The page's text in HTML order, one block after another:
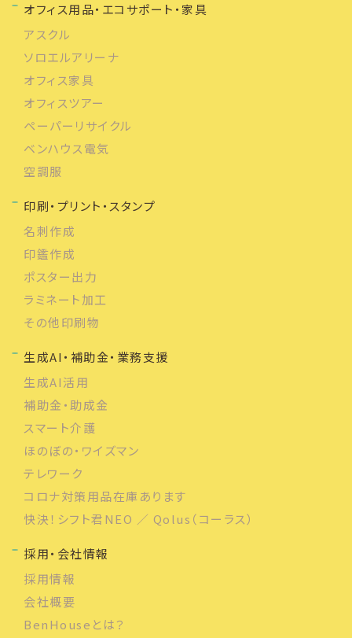
オフィス用品・エコサポート・家具
アスクル
ソロエルアリーナ
オフィス家具
オフィスツアー
ペーパーリサイクル
ベンハウス電気
空調服
印刷・プリント・スタンプ
名刺作成
印鑑作成
ポスター出力
ラミネート加工
その他印刷物
生成AI・補助金・業務支援
生成AI活用
補助金・助成金
スマート介護
ほのぼの・ワイズマン
テレワーク
コロナ対策用品在庫あります
快決！シフト君NEO ／ Qolus（コーラス）
採用・会社情報
採用情報
会社概要
BenHouseとは？